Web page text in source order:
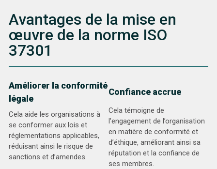
Avantages de la mise en
œuvre de la norme ISO
37301
Améliorer la conformité
légale
Cela aide les organisations à
se conformer aux lois et
réglementations applicables,
réduisant ainsi le risque de
sanctions et d’amendes.
Confiance accrue
Cela témoigne de
l’engagement de l’organisation
en matière de conformité et
d’éthique, améliorant ainsi sa
réputation et la confiance de
ses membres.